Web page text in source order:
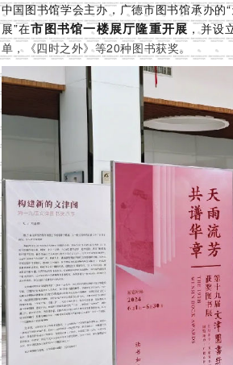
中国图书馆学会主办，广德市图书馆承办
展”在市图书馆一楼展厅隆重开展 ，并设
单，《四时之外》等20种图书获奖。